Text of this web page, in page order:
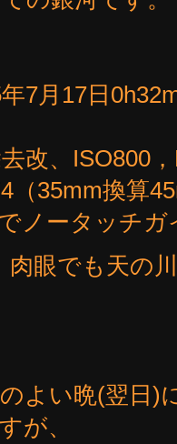
年7月17日
改、ISO800
35mm換算
ノータッチガ
肉眼でも天の
よい晩(翌日
が、